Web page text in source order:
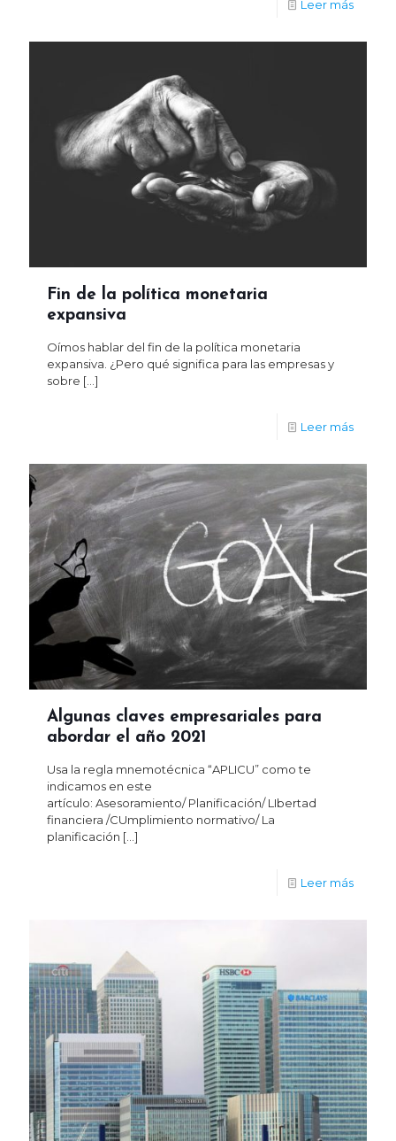
Leer más
Fin de la política monetaria
expansiva
Oímos hablar del fin de la política monetaria
expansiva. ¿Pero qué significa para las empresas y
sobre […]
Leer más
Algunas claves empresariales para
abordar el año 2021
Usa la regla mnemotécnica “APLICU” como te
indicamos en este
artículo: Asesoramiento/ Planificación/ LIbertad
financiera /CUmplimiento normativo/ La
planificación […]
Leer más